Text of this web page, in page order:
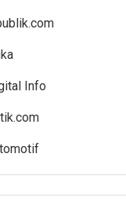
Info